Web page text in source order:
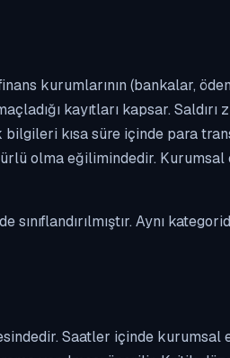
kurumlarının (bankalar,
kayıtları kapsar.
bilgileri kısa süre içinde para
olma eğilimindedir.
sınıflandırılmıştır. Aynı
Saatler içinde